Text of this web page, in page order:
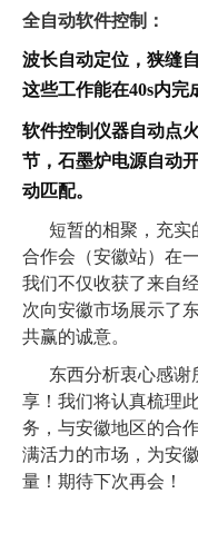
全自动软件控制：
波长自动定位，狭缝
这些工作能在40s内完
软件控制仪器自动点
节，石墨炉电源自动
动匹配。
短暂的相聚，充实
合作会（安徽站）在
我们不仅收获了来自
次向安徽市场展示了
共赢的诚意。
东西分析衷心感谢
享！我们将认真梳理
务，与安徽地区的合
满活力的市场，为安
量！期待下次再会！